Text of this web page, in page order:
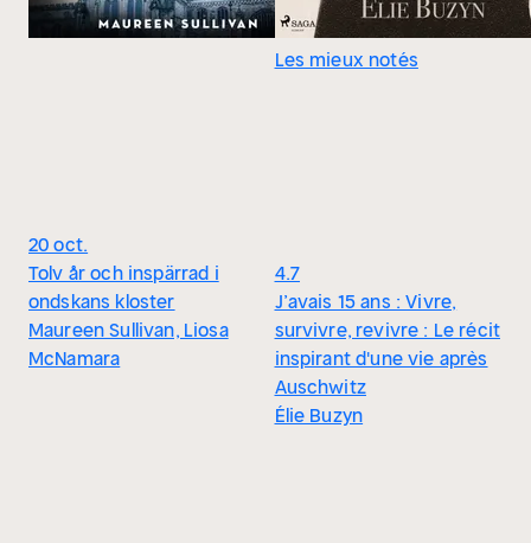
20 oct.
Tolv år och inspärrad i
ondskans kloster
Maureen Sullivan, Liosa
McNamara
Les mieux notés
4.7
J’avais 15 ans : Vivre,
survivre, revivre : Le récit
inspirant d'une vie après
Auschwitz
Élie Buzyn